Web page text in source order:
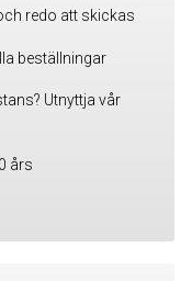
redo att skickas
beställningar
Utnyttja vår
års